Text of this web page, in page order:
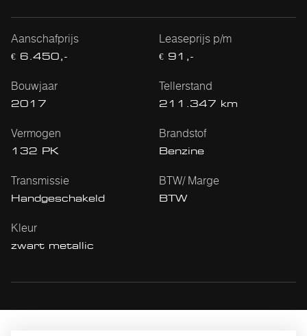
Aanschafprijs
€ 6.450,-
Leaseprijs p/m
€ 91,-
Bouwjaar
2017
Tellerstand
211.347 km
Vermogen
132 PK
Brandstof
Benzine
Transmissie
Handgeschakeld
BTW/ Marge
BTW
Kleur
zwart metallic